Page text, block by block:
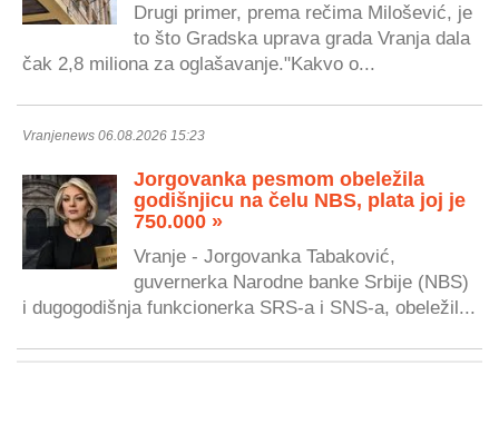
Drugi primer, prema rečima Milošević, je
to što Gradska uprava grada Vranja dala
čak 2,8 miliona za oglašavanje."Kakvo o...
Vranjenews 06.08.2026 15:23
Jorgovanka pesmom obeležila
godišnjicu na čelu NBS, plata joj je
750.000 »
Vranje - Jorgovanka Tabaković,
guvernerka Narodne banke Srbije (NBS)
i dugogodišnja funkcionerka SRS-a i SNS-a, obeležil...